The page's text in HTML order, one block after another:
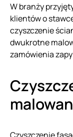
W branży
klientów o
czyszczenie
dwukrotne
zamówienia